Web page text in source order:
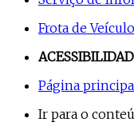
Frota de
Página
Ir para o